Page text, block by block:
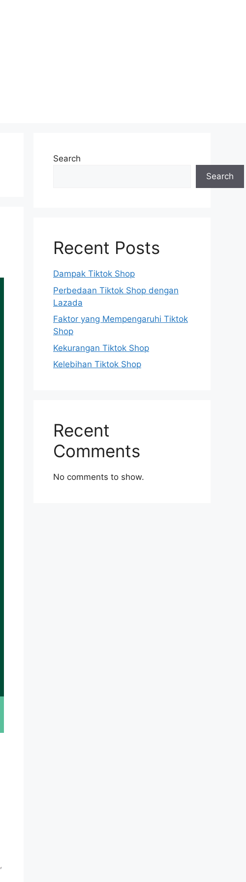
,
Search
Search
Recent Posts
Dampak Tiktok Shop
Perbedaan Tiktok Shop dengan
Lazada
Faktor yang Mempengaruhi Tiktok
Shop
Kekurangan Tiktok Shop
Kelebihan Tiktok Shop
Recent
Comments
No comments to show.